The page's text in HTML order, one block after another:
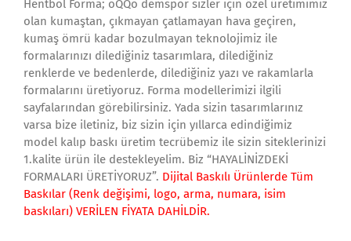
Hentbol Forma; oQQo demspor sizler için özel üretimimiz
olan kumaştan, çıkmayan çatlamayan hava geçiren,
kumaş ömrü kadar bozulmayan teknolojimiz ile
formalarınızı dilediğiniz tasarımlara, dilediğiniz
renklerde ve bedenlerde, dilediğiniz yazı ve rakamlarla
formalarını üretiyoruz. Forma modellerimizi ilgili
sayfalarından görebilirsiniz. Yada sizin tasarımlarınız
varsa bize iletiniz, biz sizin için yıllarca edindiğimiz
model kalıp baskı üretim tecrübemiz ile sizin siteklerinizi
1.kalite ürün ile destekleyelim. Biz “HAYALİNİZDEKİ
FORMALARI ÜRETİYORUZ”. Dijital Baskılı Ürünlerde Tüm
Baskılar (Renk değişimi, logo, arma, numara, isim
baskıları) VERİLEN FİYATA DAHİLDİR.